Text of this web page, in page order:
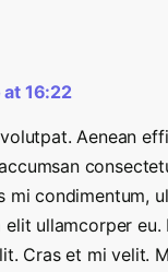
16:22
Aenean
mi condimentum,
ullamcorper
Cras et mi velit.